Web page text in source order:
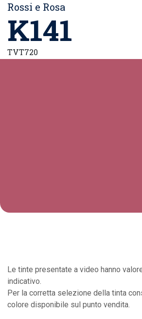
Rossi e Rosa
K141
TVT720
Le tinte presentate a video hanno
indicativo.
Per la corretta selezione della tinta
colore disponibile sul punto vendita.